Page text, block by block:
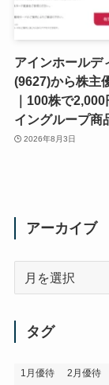
アインホールデ
(9627)から株主
｜100株で
イングループ商
2026年8月3日
アーカイブ
タグ
1月優待 2月優待